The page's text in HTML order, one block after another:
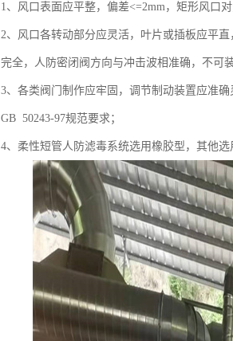
1、风口表面应平整，偏差<=2mm，矩形风口
2、风口各转动部分应灵活，叶片或插板应平
完全，人防密闭阀方向与冲击波相准确，不可
3、各类阀门制作应牢固，调节制动装置应准
GB 50243-97规范要求；
4、柔性短管人防滤毒系统选用橡胶型，其他